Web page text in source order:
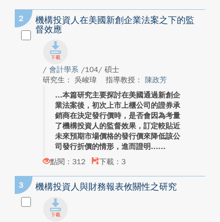
2
機構投資人在美國新創企業法案之下的監
督效應
/ 會計學系 /104/ 碩士
研究生： 吳峻瑋
指導教授： 陳政芳
本篇研究主要探討在美國通過新創企
業法案後，初次上市上櫃公司的證券承
銷商在決定發行價時，是否會因為考量
了機構投資人的監督效果，訂定較貼近
未來預期市場價格的發行價來降低該公
司發行折價的情形，進而證明...
點閱：312
下載：3
3 機構投資人與財務報表攸關性之研究